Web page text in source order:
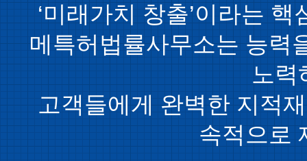
‘미래가치 창출’이라는
메특허법률사무소는 능력
노력
고객들에게 완벽한 지적
속적으로